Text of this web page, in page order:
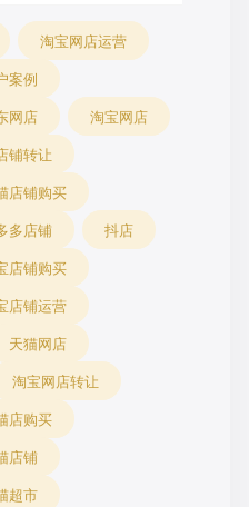
淘宝网店运营
案例
网店
淘宝网店
铺转让
店铺购买
多店铺
抖店
店铺购买
店铺运营
天猫网店
淘宝网店转让
店购买
店铺
超市